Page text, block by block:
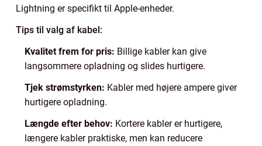
Lightning er specifikt til Apple-enheder.
Tips til valg af kabel:
Kvalitet frem for pris: Billige kabler kan give
langsommere opladning og slides hurtigere.
Tjek strømstyrken: Kabler med højere ampere giver
hurtigere opladning.
Længde efter behov: Kortere kabler er hurtigere,
længere kabler praktiske, men kan reducere